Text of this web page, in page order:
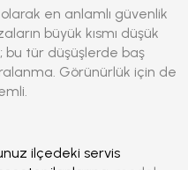
en anlamlı güvenlik
büyük kısmı düşük
bu tür düşüşlerde baş
Görünürlük için de
ilçedeki servis